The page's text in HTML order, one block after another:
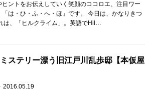
ントをお伝えしていく笑顔のココロエ、注目ワー
は・ひ・ふ・へ・ほ」です。 今日は、かなりきつ
は、「ヒルクライム」。英語でHil…
ステリー漂う旧江戸川乱歩邸【本仮屋
2016.05.19